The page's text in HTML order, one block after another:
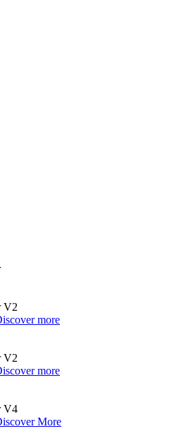
V2
more
V2
more
V4
More